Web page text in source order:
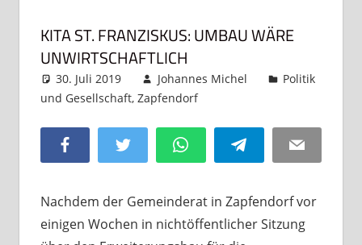
KITA ST. FRANZISKUS: UMBAU WÄRE
UNWIRTSCHAFTLICH
30. Juli 2019 Johannes Michel
Politik
und Gesellschaft, Zapfendorf
Facebook Twitter WhatsAppTelegram Email
Nachdem der Gemeinderat in Zapfendorf vor
einigen Wochen in nichtöffentlicher Sitzung